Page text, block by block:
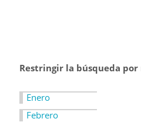
Restringir la búsqueda
Enero
Febrero